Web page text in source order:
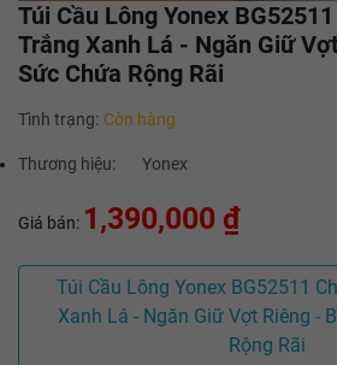
Túi Cầu Lông Yonex
Trắng Xanh Lá - Ngăn Giữ
Sức Chứa Rộng Rãi
Tình trạng: Còn hàng
Thương hiệu: Yonex
Giá bán: 1,390,000 ₫
Túi Cầu Lông Yonex BG52511
Xanh Lá - Ngăn Giữ Vợt Riêng -
Rộng Rãi